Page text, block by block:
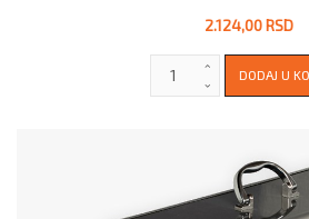
2.124,00 RSD